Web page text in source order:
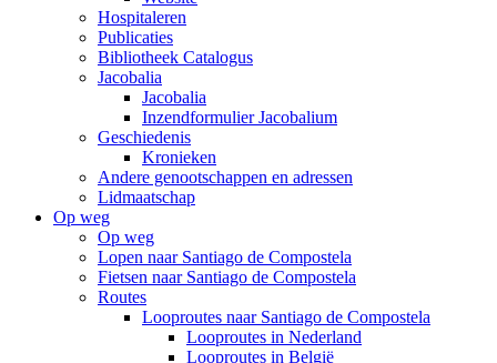
Hospitaleren
Publicaties
Bibliotheek Catalogus
Jacobalia
Jacobalia
Inzendformulier Jacobalium
Geschiedenis
Kronieken
Andere genootschappen en adressen
Lidmaatschap
Op weg
Op weg
Lopen naar Santiago de Compostela
Fietsen naar Santiago de Compostela
Routes
Looproutes naar Santiago de Compostela
Looproutes in Nederland
Looproutes in België